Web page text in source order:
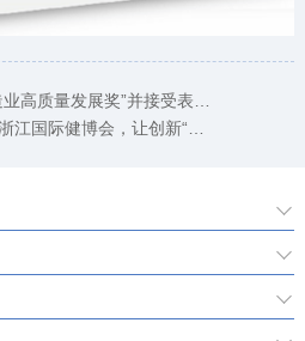
质量发展奖”并接受表彰！
际健博会，让创新“健”证未来